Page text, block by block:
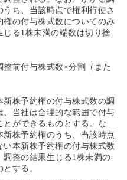
ち、当該時点で権利行使さ
の付与株式数についてのみ
る1株未満の端数は切り捨
前付与株式数×分割（また
新株予約権の付与株式数の調
、当社は合理的な範囲で付与
ができるものとする。な
新株予約権のうち、当該時点
い本新株予約権の付与株式数
調整の結果生じる1株未満の
する。